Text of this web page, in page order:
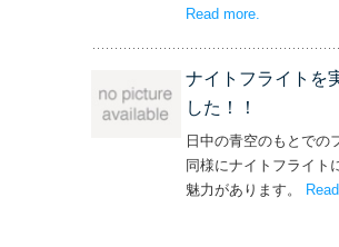
Read more– ‘単独飛行
.
ナイトフライトを
した！！
日中の青空のもとでの
同様にナイトフライト
魅力があります。